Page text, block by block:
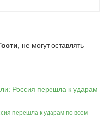
, не могут оставлять
перешла к ударам по всем